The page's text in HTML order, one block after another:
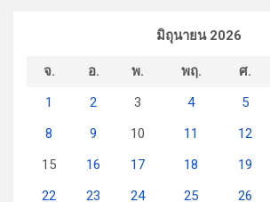
มิถุนายน 2026
จ. อ. พ. พฤ. ศ.
1
2 3 4 5
8
9 10 11 12
15
16 17 18 19
22
23 24 25 26